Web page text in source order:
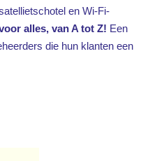
en Wi-Fi-
alles, van A tot Z! Een
die hun klanten een